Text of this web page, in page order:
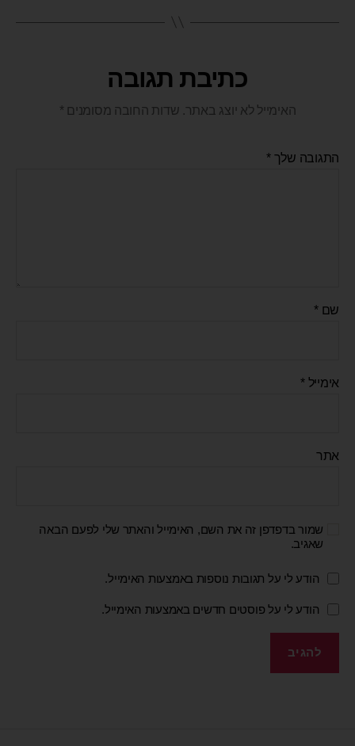
כתיבת תגובה
האימייל לא יוצג באתר. שדות החובה מסומנים *
התגובה שלך*
שם*
אימייל*
אתר
שמור בדפדפן זה את השם, האימייל והאתר שלי לפעם הבאה
שאגיב.
הודע לי על תגובות נוספות באמצעות האימייל.
הודע לי על פוסטים חדשים באמצעות האימייל.